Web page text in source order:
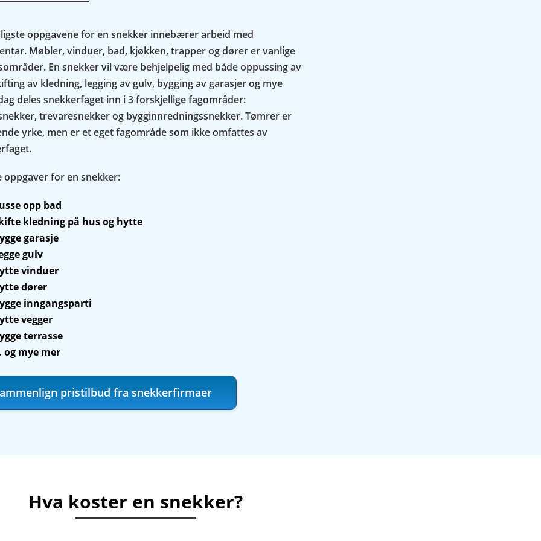
oppgavene for en snekker innebærer arbeid med
Møbler, vinduer, bad, kjøkken, trapper og dører er vanlige
En snekker vil være behjelpelig med både oppussing av
av kledning, legging av gulv, bygging av garasjer og mye
deles snekkerfaget inn i 3 forskjellige fagområder:
trevaresnekker og bygginnredningssnekker. Tømrer er
yrke, men er et eget fagområde som ikke omfattes av
oppgaver for en snekker:
opp bad
kledning på hus og hytte
garasje
gulv
vinduer
dører
inngangsparti
vegger
terrasse
og mye mer
pristilbud fra snekkerfirmaer
Hva koster en snekker?